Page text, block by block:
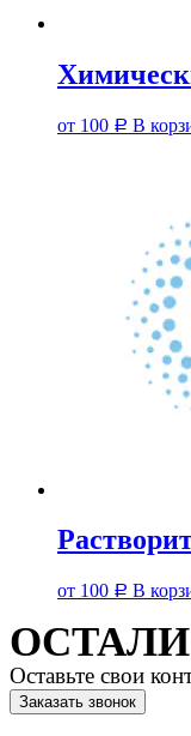
от 100 Р В
от 100 Р В
Оставьте свои
Заказать звонок